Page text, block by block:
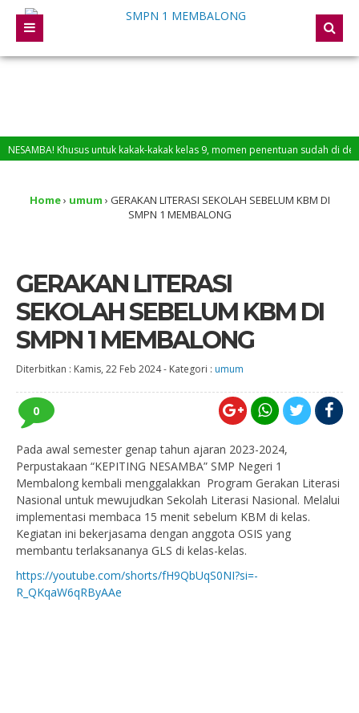
Khusus untuk kakak-kakak kelas 9, momen penentuan sudah di
Home› umum › GERAKAN LITERASI SEKOLAH SEBELUM KBM DI
SMPN 1 MEMBALONG
GERAKAN LITERASI
SEKOLAH SEBELUM KBM DI
SMPN 1 MEMBALONG
Diterbitkan : Kamis, 22 Feb 2024- Kategori : umum
0
Pada awal semester genap tahun ajaran 2023-2024,
Perpustakaan “KEPITING NESAMBA” SMP Negeri 1
Membalong kembali menggalakkan Program Gerakan Literasi
Nasional untuk mewujudkan Sekolah Literasi Nasional. Melalui
implementasi membaca 15 menit sebelum KBM di kelas.
Kegiatan ini bekerjasama dengan anggota OSIS yang
membantu terlaksananya GLS di kelas-kelas.
https://youtube.com/shorts/fH9QbUqS0NI?si=-
R_QKqaW6qRByAAe